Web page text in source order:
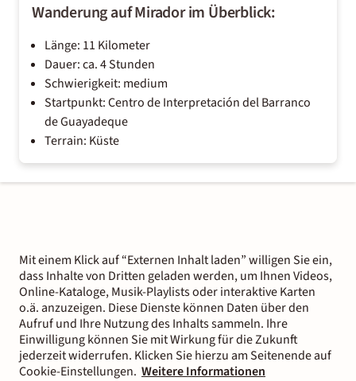
Wanderung auf Mirador im Überblick:
Länge: 11 Kilometer
Dauer: ca. 4 Stunden
Schwierigkeit: medium
Startpunkt: Centro de Interpretación del Barranco
de Guayadeque
Terrain: Küste
Mit einem Klick auf “Externen Inhalt laden” willigen Sie ein,
dass Inhalte von Dritten geladen werden, um Ihnen Videos,
Online-Kataloge, Musik-Playlists oder interaktive Karten
o.ä. anzuzeigen. Diese Dienste können Daten über den
Aufruf und Ihre Nutzung des Inhalts sammeln. Ihre
Einwilligung können Sie mit Wirkung für die Zukunft
jederzeit widerrufen. Klicken Sie hierzu am Seitenende auf
Cookie-Einstellungen. Weitere Informationen